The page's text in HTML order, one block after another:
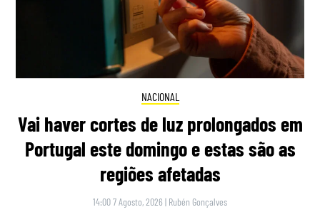
NACIONAL
Vai haver cortes de luz prolongados em
Portugal este domingo e estas são as
regiões afetadas
14:00 7 Agosto, 2026 | Rubén Gonçalves